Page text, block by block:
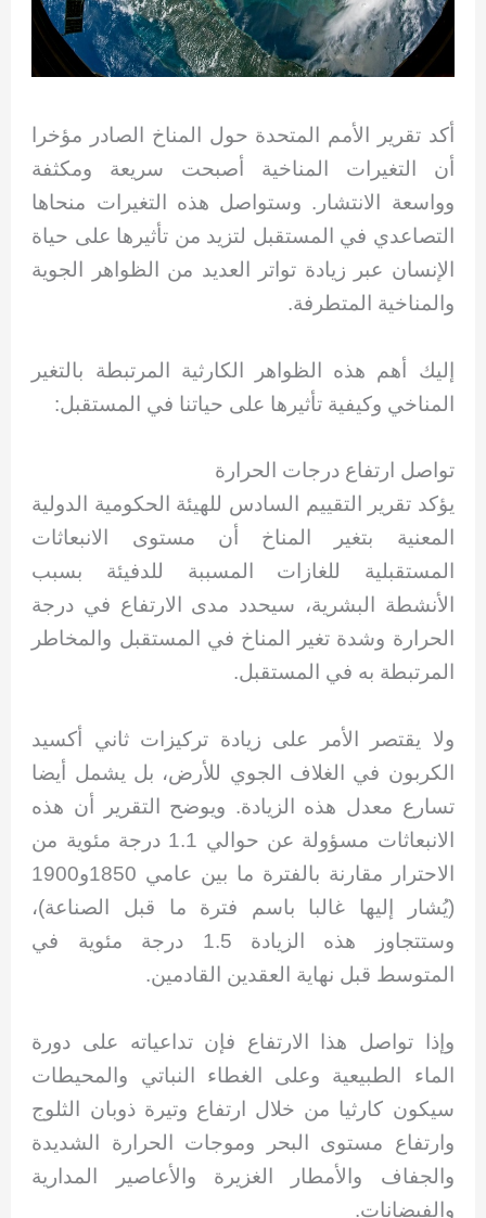
أكد تقرير الأمم المتحدة حول المناخ الصادر مؤخرا
أن التغيرات المناخية أصبحت سريعة ومكثفة
وواسعة الانتشار. وستواصل هذه التغيرات منحاها
التصاعدي في المستقبل لتزيد من تأثيرها على حياة
الإنسان عبر زيادة تواتر العديد من الظواهر الجوية
والمناخية المتطرفة.
إليك أهم هذه الظواهر الكارثية المرتبطة بالتغير
المناخي وكيفية تأثيرها على حياتنا في المستقبل:
تواصل ارتفاع درجات الحرارة
يؤكد تقرير التقييم السادس للهيئة الحكومية الدولية
المعنية بتغير المناخ أن مستوى الانبعاثات
المستقبلية للغازات المسببة للدفيئة بسبب
الأنشطة البشرية، سيحدد مدى الارتفاع في درجة
الحرارة وشدة تغير المناخ في المستقبل والمخاطر
المرتبطة به في المستقبل.
ولا يقتصر الأمر على زيادة تركيزات ثاني أكسيد
الكربون في الغلاف الجوي للأرض، بل يشمل أيضا
تسارع معدل هذه الزيادة. ويوضح التقرير أن هذه
الانبعاثات مسؤولة عن حوالي 1.1 درجة مئوية من
الاحترار مقارنة بالفترة ما بين عامي 1850و1900
(يُشار إليها غالبا باسم فترة ما قبل الصناعة)،
وستتجاوز هذه الزيادة 1.5 درجة مئوية في
المتوسط قبل نهاية العقدين القادمين.
وإذا تواصل هذا الارتفاع فإن تداعياته على دورة
الماء الطبيعية وعلى الغطاء النباتي والمحيطات
سيكون كارثيا من خلال ارتفاع وتيرة ذوبان الثلوج
وارتفاع مستوى البحر وموجات الحرارة الشديدة
والجفاف والأمطار الغزيرة والأعاصير المدارية
والفيضانات.